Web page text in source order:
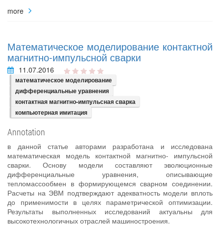
more
Математическое моделирование контактной
магнитно-импульсной сварки
11.07.2016
математическое моделирование
дифференциальные уравнения
контактная магнитно-импульсная сварка
компьютерная имитация
Annotation
в данной статье авторами разработана и исследована
математическая модель контактной магнитно- импульсной
сварки. Основу модели составляют эволюционные
дифференциальные уравнения, описывающие
тепломассообмен в формирующемся сварном соединении.
Расчеты на ЭВМ подтверждают адекватность модели вплоть
до применимости в целях параметрической оптимизации.
Результаты выполненных исследований актуальны для
высокотехнологичных отраслей машиностроения.